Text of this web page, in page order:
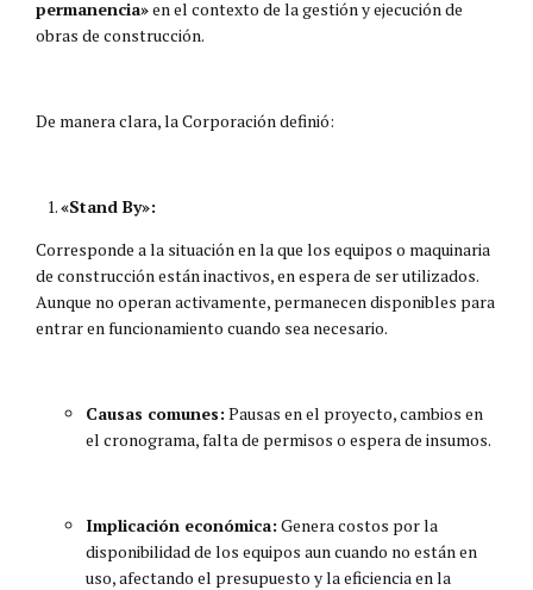
permanencia»en el contexto de la gestión y ejecución de
obras de construcción.
De manera clara, la Corporación definió:
«Stand By»:
Corresponde a la situación en la que los equipos o maquinaria
de construcción están inactivos, en espera de ser utilizados.
Aunque no operan activamente, permanecen disponibles para
entrar en funcionamiento cuando sea necesario.
Causas comunes: Pausas en el proyecto, cambios en
el cronograma, falta de permisos o espera de insumos.
Implicación económica: Genera costos por la
disponibilidad de los equipos aun cuando no están en
uso, afectando el presupuesto y la eficiencia en la